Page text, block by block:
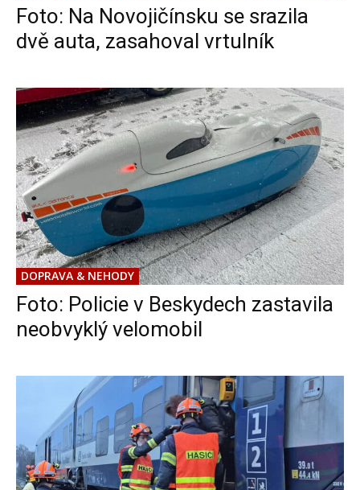
Foto: Na Novojičínsku se srazila
dvě auta, zasahoval vrtulník
DOPRAVA & NEHODY
Foto: Policie v Beskydech zastavila
neobvyklý velomobil